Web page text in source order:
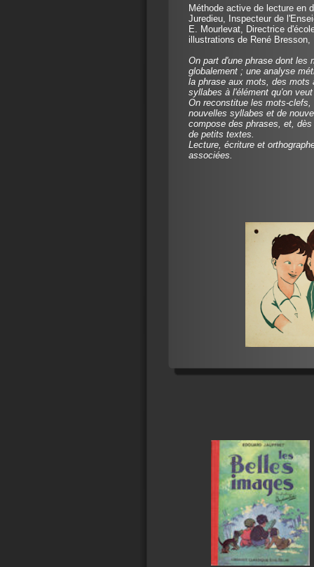
Méthode active de lecture en
Juredieu, Inspecteur de
E. Mourlevat, Directrice
illustrations de René Bresson,
On part d'une phrase dont les
globalement ; une analyse
la phrase aux mots, des mots
syllabes à l'élément qu'on
On reconstitue les mots-clefs,
nouvelles syllabes et de
compose des phrases, et,
de petits textes.
Lecture, écriture et
associées.